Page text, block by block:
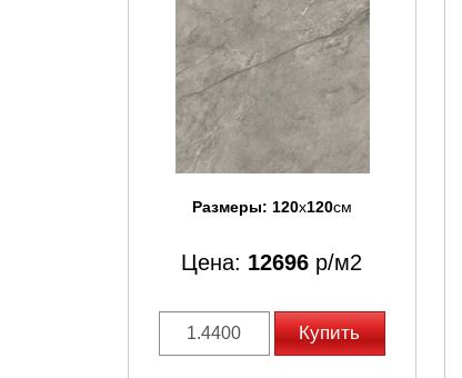
Размеры: 120x120см
Цена: 12696 р/м2
Купить